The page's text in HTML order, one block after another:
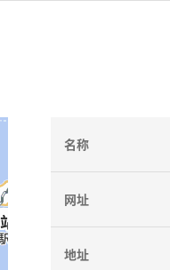
名称
网址
地址